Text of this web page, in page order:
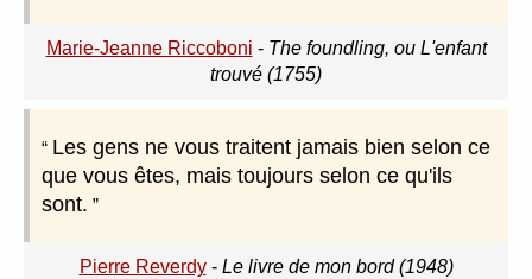
Marie-Jeanne Riccoboni - The foundling, ou L'enfant
trouvé (1755)
Les gens ne vous traitent jamais bien selon ce
que vous êtes, mais toujours selon ce qu'ils
sont.
Pierre Reverdy- Le livre de mon bord (1948)